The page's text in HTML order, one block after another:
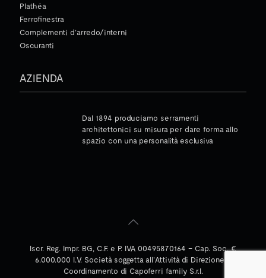
Plathéa
Ferrofinestra
Complementi d’arredo/interni
Oscuranti
AZIENDA
Dal 1894 produciamo serramenti
architettonici su misura per dare forma allo
spazio con una personalità esclusiva
Iscr. Reg. Impr. BG, C.F. e P. IVA 00495870164 – Cap. Soc. €
6.000.000 I.V. Società soggetta all’Attività di Direzione e
Coordinamento di Capoferri family S.r.l.